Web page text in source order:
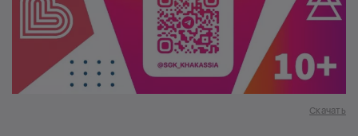
Скачать